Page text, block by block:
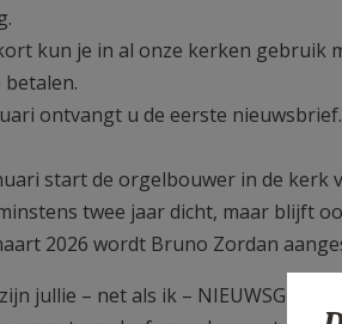
kun je in al onze kerken gebruik
ontvangt u de eerste nieuwsbrief.
start de orgelbouwer in de kerk
twee jaar dicht, maar blijft
2026 wordt Bruno Zordan
jullie – net als ik –